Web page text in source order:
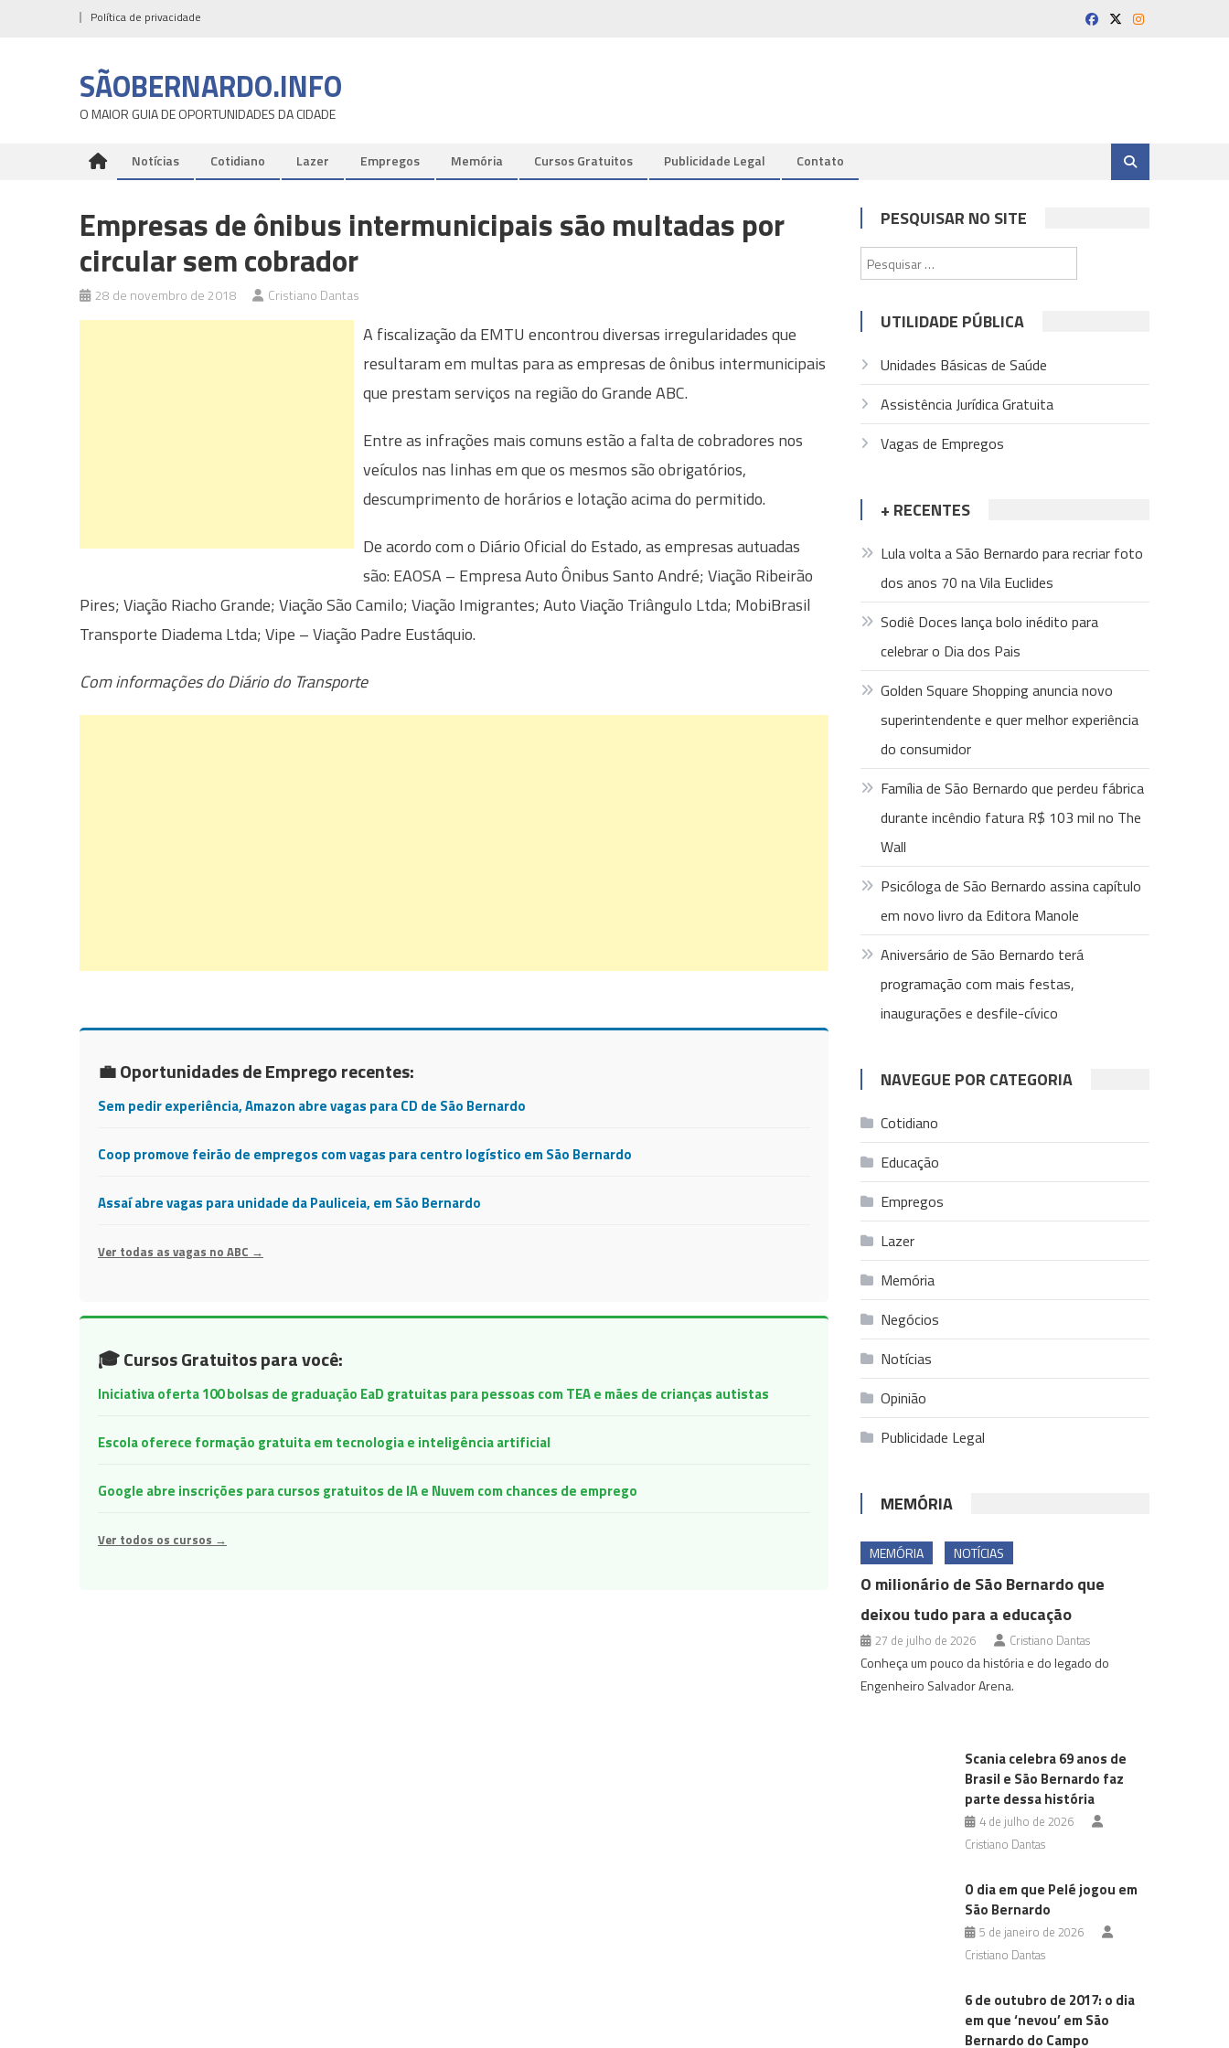
Política de privacidade
SÃOBERNARDO.INFO
O MAIOR GUIA DE OPORTUNIDADES DA CIDADE
Notícias Cotidiano Lazer Empregos Memória Cursos Gratuitos Publicidade Legal Contato
Empresas de ônibus intermunicipais são multadas por
circular sem cobrador
28 de novembro de 2018 Cristiano Dantas
A fiscalização da EMTU encontrou diversas irregularidades que
resultaram em multas para as empresas de ônibus intermunicipais
que prestam serviços na região do Grande ABC.
Entre as infrações mais comuns estão a falta de cobradores nos
veículos nas linhas em que os mesmos são obrigatórios,
descumprimento de horários e lotação acima do permitido.
De acordo com o Diário Oficial do Estado, as empresas autuadas
são: EAOSA – Empresa Auto Ônibus Santo André; Viação Ribeirão
Pires; Viação Riacho Grande; Viação São Camilo; Viação Imigrantes; Auto Viação Triângulo Ltda; MobiBrasil
Transporte Diadema Ltda; Vipe – Viação Padre Eustáquio.
Com informações do Diário do Transporte
💼 Oportunidades de Emprego recentes:
Sem pedir experiência, Amazon abre vagas para CD de São Bernardo
Coop promove feirão de empregos com vagas para centro logístico em São Bernardo
Assaí abre vagas para unidade da Pauliceia, em São Bernardo
Ver todas as vagas no ABC →
🎓 Cursos Gratuitos para você:
Iniciativa oferta 100 bolsas de graduação EaD gratuitas para pessoas com TEA e mães de crianças autistas
Escola oferece formação gratuita em tecnologia e inteligência artificial
Google abre inscrições para cursos gratuitos de IA e Nuvem com chances de emprego
Ver todos os cursos →
PESQUISAR NO SITE
por:
UTILIDADE PÚBLICA
Unidades Básicas de Saúde
Assistência Jurídica Gratuita
Vagas de Empregos
+ RECENTES
Lula volta a São Bernardo para recriar foto
dos anos 70 na Vila Euclides
Sodiê Doces lança bolo inédito para
celebrar o Dia dos Pais
Golden Square Shopping anuncia novo
superintendente e quer melhor experiência
do consumidor
Família de São Bernardo que perdeu fábrica
durante incêndio fatura R$ 103 mil no The
Wall
Psicóloga de São Bernardo assina capítulo
em novo livro da Editora Manole
Aniversário de São Bernardo terá
programação com mais festas,
inaugurações e desfile-cívico
NAVEGUE POR CATEGORIA
Cotidiano
Educação
Empregos
Lazer
Memória
Negócios
Notícias
Opinião
Publicidade Legal
MEMÓRIA
MEMÓRIA NOTÍCIAS
O milionário de São Bernardo que
deixou tudo para a educação
27 de julho de 2026 Cristiano Dantas
Conheça um pouco da história e do legado do
Engenheiro Salvador Arena.
Scania celebra 69 anos de
Brasil e São Bernardo faz
parte dessa história
4 de julho de 2026
Cristiano Dantas
O dia em que Pelé jogou em
São Bernardo
5 de janeiro de 2026
Cristiano Dantas
6 de outubro de 2017: o dia
em que ‘nevou’ em São
Bernardo do Campo